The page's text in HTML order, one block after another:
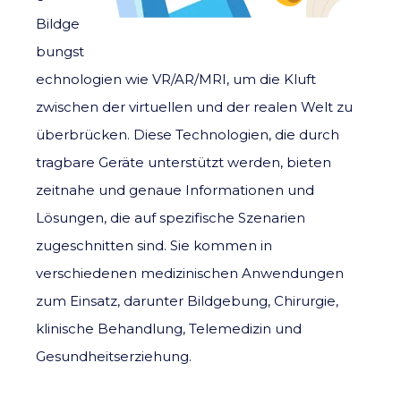
Bildge
bungst
echnologien wie VR/AR/MRI, um die Kluft
zwischen der virtuellen und der realen Welt zu
überbrücken. Diese Technologien, die durch
tragbare Geräte unterstützt werden, bieten
zeitnahe und genaue Informationen und
Lösungen, die auf spezifische Szenarien
zugeschnitten sind. Sie kommen in
verschiedenen medizinischen Anwendungen
zum Einsatz, darunter Bildgebung, Chirurgie,
klinische Behandlung, Telemedizin und
Gesundheitserziehung.